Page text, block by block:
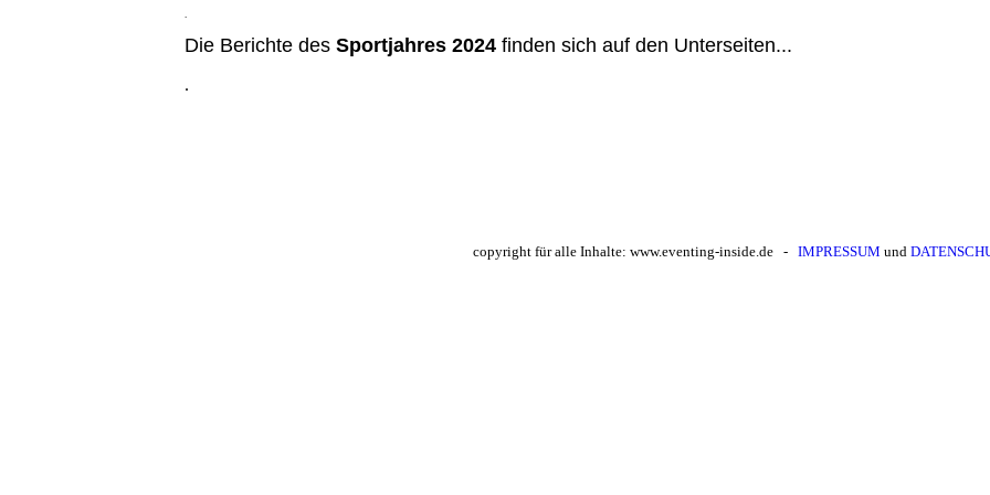
.
Die Berichte des Sportjahres 2024 finden sich auf den Unterseiten...
.
copyright für alle Inhalte: www.eventing-inside.de - IMPRESSUM und